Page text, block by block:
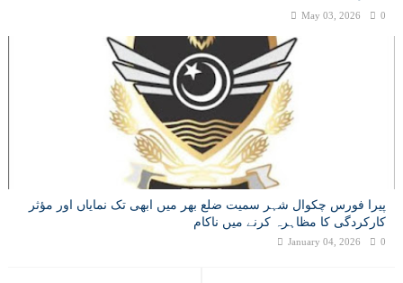
May 03, 2026 0
پیرا فورس چکوال شہر سمیت ضلع بھر میں ابھی تک نمایاں اور مؤثر
کارکردگی کا مظاہرہ کرنے میں ناکام
January 04, 2026 0